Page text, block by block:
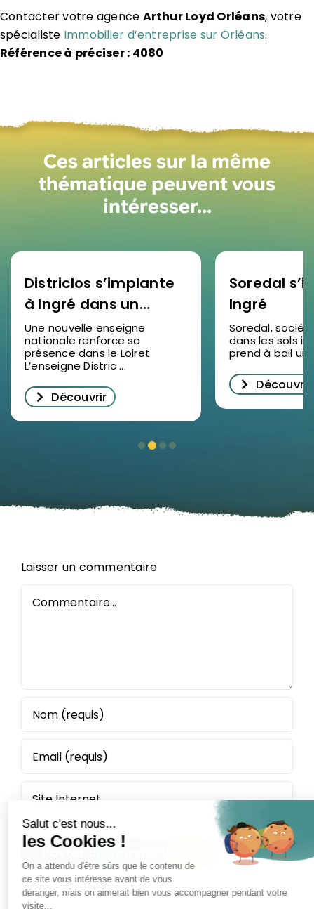
Contacter votre agence Arthur Loyd Orléans, votre
spécialiste Immobilier d’entreprise sur Orléans.
Référence à préciser : 4080
Ces articles sur la même
thématique peuvent vous
intéresser…
Districlos s’implante
à Ingré dans un
nouveau bâtiment
d’activités
Une nouvelle enseigne
nationale renforce sa
présence dans le Loiret
L’enseigne Distric ...
Découvrir
Soredal
Ingré
Soredal,
dans les sols
prend à bail un
Découvrir
Laisser un commentaire